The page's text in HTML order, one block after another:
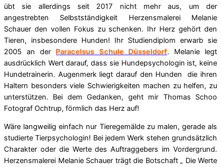
übt sie allerdings seit 2017 nicht mehr aus, um der
angestrebten Selbstständigkeit Herzensmalerei Melanie
Schauer den vollen Fokus zu schenken. Ihr Herz gehört den
Tieren, insbesondere Hunden! Ihr Studiendiplom erwarb sie
2005 an der Paracelsus Schule Düsseldorf. Melanie legt
ausdrücklich Wert darauf, dass sie Hundepsychologin ist, keine
Hundetrainerin. Augenmerk liegt darauf den Hunden die ihren
Haltern besonders viele Schwierigkeiten machen zu helfen, zu
unterstützen. Bei dem Gedanken, geht mir Thomas Schoo
Fotograf Ochtrup, förmlich das Herz auf!
Wäre langweilig einfach nur Tieregemälde zu malen, gerade als
studierte Tierpsychologin! Bei jedem Werk stehen grundsätzlich
Charakter oder die Werte des Auftraggebers im Vordergrund.
Herzensmalerei Melanie Schauer trägt die Botschaft „ Die Werte